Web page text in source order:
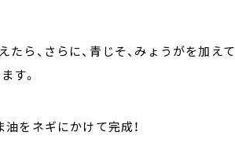
ら、さらに、青じそ、みょうがを加えて
す。
油をネギにかけて完成！